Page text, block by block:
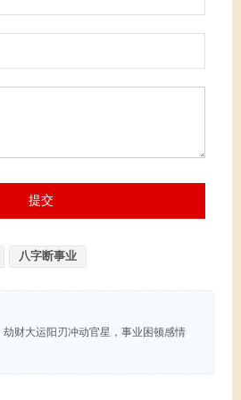
八字断事业
劫财大运阳刃冲动官星，事业困顿感情